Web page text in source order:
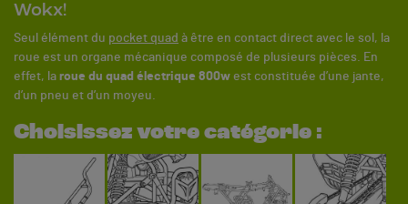
Wokx!
Seul élément du pocket quad à être en contact direct avec le sol, la
roue est un organe mécanique composé de plusieurs pièces. En
effet, laroue du quad électrique 800w est constituée d’une jante,
d’un pneu et d’un moyeu.
Choisissez votre catégorie :